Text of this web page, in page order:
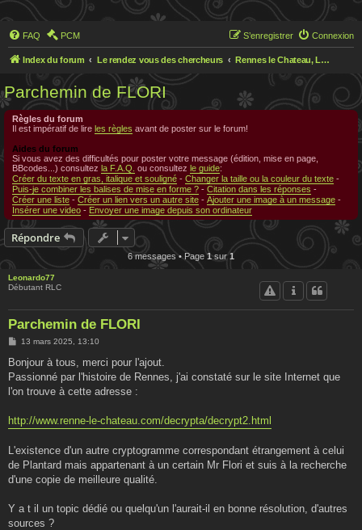
FAQ PCM Connexion
S’enregistrer
Index du forum Le rendez vous des chercheurs Rennes le Chateau, Le rendez-vous des chercheurs
Parchemin de FLORI
Règles du forum
Il est impératif de lire les règles avant de poster sur le forum!
Aides du forum
Si vous avez des difficultés pour poster votre message (édition, mise en page,
BBcodes...) consultez la F.A.Q. ou consultez le guide:
Créer du texte en gras, italique et souligné - Changer la taille ou la couleur du texte -
Puis-je combiner les balises de mise en forme ? - Citation dans les réponses -
Créer une liste - Créer un lien vers un autre site - Ajouter une image à un message -
Insérer une video - Envoyer une image depuis son ordinateur
Répondre
6 messages • Page1sur1
Leonardo77
Débutant RLC
Parchemin de FLORI
M
s
a
g
13 mars 2025, 13:10
Bonjour à tous, merci pour l'ajout.
Passionné par l'histoire de Rennes, j'ai constaté sur le site Internet que
l'on trouve à cette adresse :
http://www.renne-le-chateau.com/decrypta/decrypt2.html
L'existence d'un autre cryptogramme correspondant étrangement à celui
de Plantard mais appartenant à un certain Mr Flori et suis à la recherche
d'une copie de meilleure qualité.
Y a t il un topic dédié ou quelqu'un l'aurait-il en bonne résolution, d'autres
sources ?